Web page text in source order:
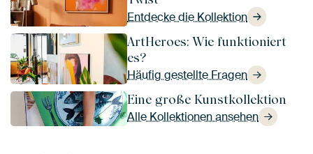
Entdecke die Kollektion
ArtHeroes: Wie funktioniert
es?
Häufig gestellte Fragen
Eine große Kunstkollektion
Alle Kollektionen ansehen